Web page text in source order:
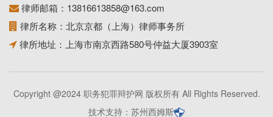
律师邮箱： 13816613858@163.com
律所名称：北京京都（上海）律师事务所
律所地址：上海市南京西路580号仲益大厦3903室
Copyright @2024 职务犯罪辩护网 版权所有 All Rights Reserved.
技术支持： 苏州西姆斯